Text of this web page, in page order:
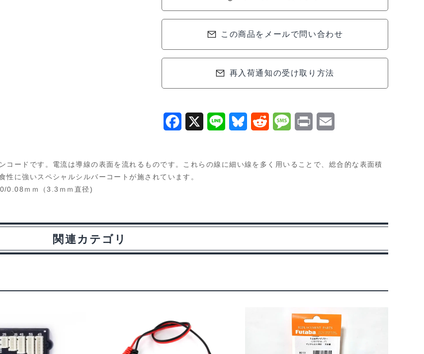
ド
青
980U
個
この商品をメールで問い合わせ
再入荷通知の受け取り方法
e
o
X B
y
R M
e
コードです。電流は導線の表面を流れるものです。これらの線に細い線を多く用いることで、総合的な表面積
に強いスペシャルシルバーコートが施されています。
0.08ｍｍ（3.3ｍｍ直径)
関連カテゴリ